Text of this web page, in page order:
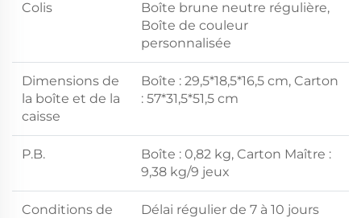
Colis
Boîte brune neutre régulière,
Boîte de couleur
personnalisée
Dimensions de
la boîte et de la
caisse
Boîte : 29,5*18,5*16,5 cm, Carton
: 57*31,5*51,5 cm
P.B.
Boîte : 0,82 kg, Carton Maître :
9,38 kg/9 jeux
Conditions de
Délai régulier de 7 à 10 jours